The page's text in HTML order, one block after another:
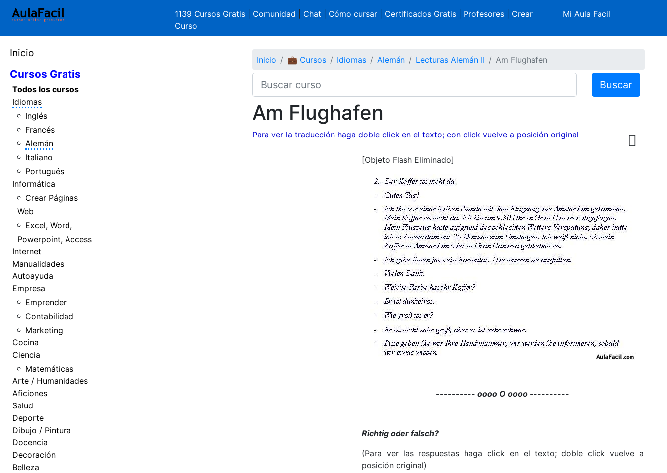
1139 Cursos Gratis Comunidad Chat Cómo cursar| Certificados Gratis| Profesores| Crear
Curso
Mi Aula Facil
Inicio
Cursos Gratis
Todos los cursos
Idiomas
Inglés
Francés
Alemán
Italiano
Portugués
Informática
Crear Páginas
Web
Excel, Word,
Powerpoint, Access
Internet
Manualidades
Autoayuda
Empresa
Emprender
Contabilidad
Marketing
Cocina
Ciencia
Matemáticas
Arte / Humanidades
Aficiones
Salud
Deporte
Dibujo / Pintura
Docencia
Decoración
Belleza
Inicio 💼 Cursos Idiomas Alemán Lecturas Alemán II Am Flughafen
Buscar
Am Flughafen
Para ver la traducción haga doble click en el texto; con click vuelve a posición original
[Objeto Flash Eliminado]
---------- oooo O oooo ----------
Richtig oder falsch?
(Para ver las respuestas haga click en el texto; doble click vuelve a
posición original)